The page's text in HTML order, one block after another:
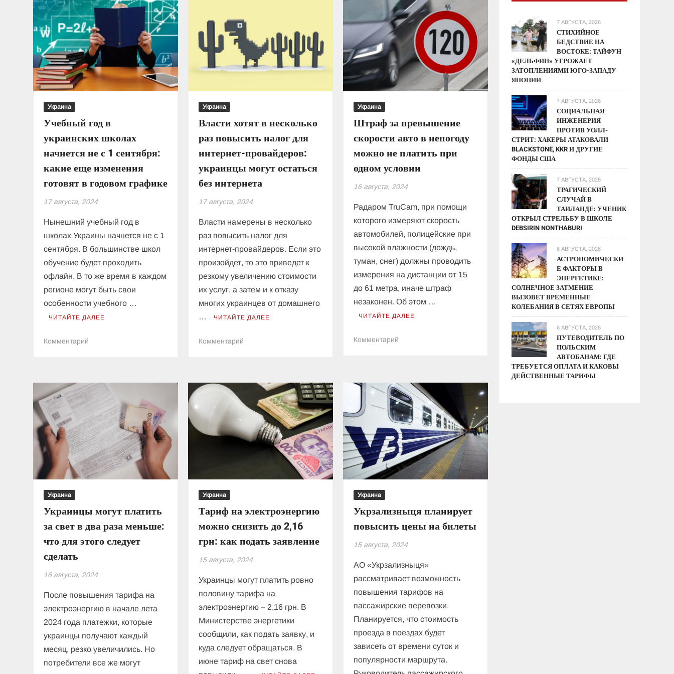
Украина
Учебный год в
украинских школах
начнется не с 1 сентября:
какие еще изменения
готовят в годовом графике
17 августа, 2024
Нынешний учебный год в
школах Украины начнется не с 1
сентября. В большинстве школ
обучение будет проходить
офлайн. В то же время в каждом
регионе могут быть свои
особенности учебного …
ЧИТАЙТЕ ДАЛЕЕ
Комментарий
начнется
не
с
1
сентября:
какие
еще
в
годовом
Украина
Власти хотят в несколько
раз повысить налог для
интернет-провайдеров:
украинцы могут остаться
без интернета
17 августа, 2024
Власти намерены в несколько
раз повысить налог для
интернет-провайдеров. Если это
произойдет, то это приведет к
резкому увеличению стоимости
их услуг, а затем и к отказу
многих украинцев от домашнего
…
ЧИТАЙТЕ ДАЛЕЕ
Комментарий
несколько
повысить
налог
для
интернет-
провайдеров:
могут
интернета
Украина
Штраф за превышение
скорости авто в непогоду
можно не платить при
одном условии
16 августа, 2024
Радаром TruCam, при помощи
которого измеряют скорость
автомобилей, полицейские при
высокой влажности (дождь,
туман, снег) должны проводить
измерения на дистанции от 15
до 61 метра, иначе штраф
незаконен. Об этом …
ЧИТАЙТЕ ДАЛЕЕ
Комментарий
скорости
авто
в
непогоду
можно
не
платить
при
одном
Украина
Украинцы могут платить
за свет в два раза меньше:
что для этого следует
сделать
16 августа, 2024
После повышения тарифа на
электроэнергию в начале лета
2024 года платежки, которые
украинцы получают каждый
месяц, резко увеличились. Но
потребители все же могут
Украина
Тариф на электроэнергию
можно снизить до 2,16
грн: как подать заявление
15 августа, 2024
Украинцы могут платить ровно
половину тарифа на
электроэнергию – 2,16 грн. В
Министерстве энергетики
сообщили, как подать заявку, и
куда следует обращаться. В
июне тариф на свет снова
Украина
Укрзализныця планирует
повысить цены на билеты
15 августа, 2024
АО «Укрзализныця»
рассматривает возможность
повышения тарифов на
пассажирские перевозки.
Планируется, что стоимость
проезда в поездах будет
зависеть от времени суток и
популярности маршрута.
7 АВГУСТА, 2026
СТИХИЙНОЕ
БЕДСТВИЕ НА
ВОСТОКЕ: ТАЙФУН
«ДЕЛЬФИН» УГРОЖАЕТ
ЗАТОПЛЕНИЯМИ ЮГО-ЗАПАДУ
ЯПОНИИ
7 АВГУСТА, 2026
СОЦИАЛЬНАЯ
ИНЖЕНЕРИЯ
ПРОТИВ УОЛЛ-
СТРИТ: ХАКЕРЫ АТАКОВАЛИ
BLACKSTONE, KKR И ДРУГИЕ
ФОНДЫ США
7 АВГУСТА, 2026
ТРАГИЧЕСКИЙ
СЛУЧАЙ В
ТАИЛАНДЕ: УЧЕНИК
ОТКРЫЛ СТРЕЛЬБУ В ШКОЛЕ
DEBSIRIN NONTHABURI
6 АВГУСТА, 2026
АСТРОНОМИЧЕСКИ
Е ФАКТОРЫ В
ЭНЕРГЕТИКЕ:
СОЛНЕЧНОЕ ЗАТМЕНИЕ
ВЫЗОВЕТ ВРЕМЕННЫЕ
КОЛЕБАНИЯ В СЕТЯХ ЕВРОПЫ
6 АВГУСТА, 2026
ПУТЕВОДИТЕЛЬ ПО
ПОЛЬСКИМ
АВТОБАНАМ: ГДЕ
ТРЕБУЕТСЯ ОПЛАТА И КАКОВЫ
ДЕЙСТВЕННЫЕ ТАРИФЫ